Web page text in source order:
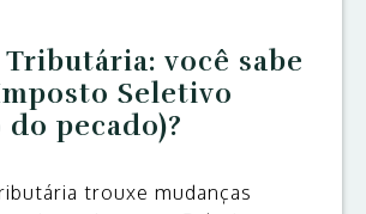
você sabe
Seletivo
pecado)?
trouxe mudanças